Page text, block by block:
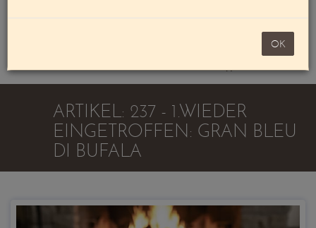
noch 100,00 €
Warenkorb
OK
ARTIKEL: 237 - 1.WIEDER
EINGETROFFEN: GRAN BLEU
DI BUFALA